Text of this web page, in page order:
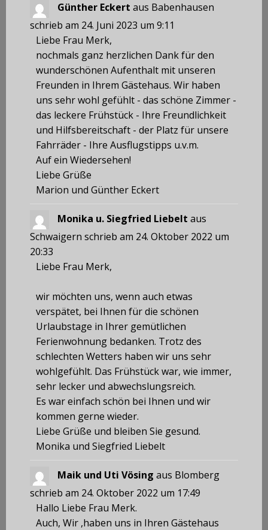
Günther Eckert aus Babenhausen
schrieb am 24. Juni 2023 um 9:11
Liebe Frau Merk,
nochmals ganz herzlichen Dank für den
wunderschönen Aufenthalt mit unseren
Freunden in Ihrem Gästehaus. Wir haben
uns sehr wohl gefühlt - das schöne Zimmer -
das leckere Frühstück - Ihre Freundlichkeit
und Hilfsbereitschaft - der Platz für unsere
Fahrräder - Ihre Ausflugstipps u.v.m.
Auf ein Wiedersehen!
Liebe Grüße
Marion und Günther Eckert
Monika u. Siegfried Liebelt aus
Schwaigern schrieb am 24. Oktober 2022 um
20:33
Liebe Frau Merk,
wir möchten uns, wenn auch etwas
verspätet, bei Ihnen für die schönen
Urlaubstage in Ihrer gemütlichen
Ferienwohnung bedanken. Trotz des
schlechten Wetters haben wir uns sehr
wohlgefühlt. Das Frühstück war, wie immer,
sehr lecker und abwechslungsreich.
Es war einfach schön bei Ihnen und wir
kommen gerne wieder.
Liebe Grüße und bleiben Sie gesund.
Monika und Siegfried Liebelt
Maik und Uti Vösing aus Blomberg
schrieb am 24. Oktober 2022 um 17:49
Hallo Liebe Frau Merk.
Auch, Wir ,haben uns in Ihren Gästehaus